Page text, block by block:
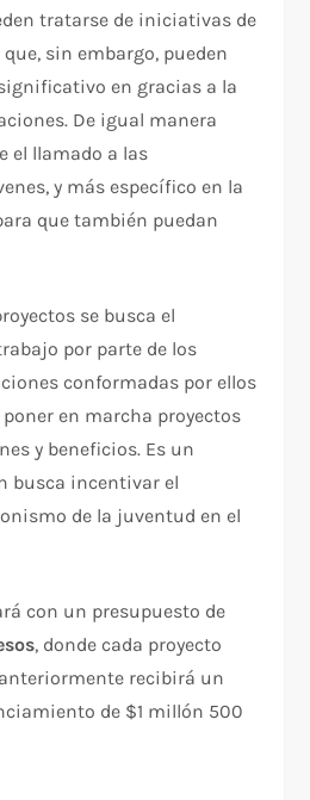
tratarse de iniciativas de
sin embargo, pueden
en gracias a la
De igual manera
el llamado a las
y más específico en la
que también puedan
se busca el
por parte de los
conformadas por ellos
en marcha proyectos
y beneficios. Es un
busca incentivar el
de la juventud en el
con un presupuesto de
, donde cada proyecto
recibirá un
de $1 millón 500